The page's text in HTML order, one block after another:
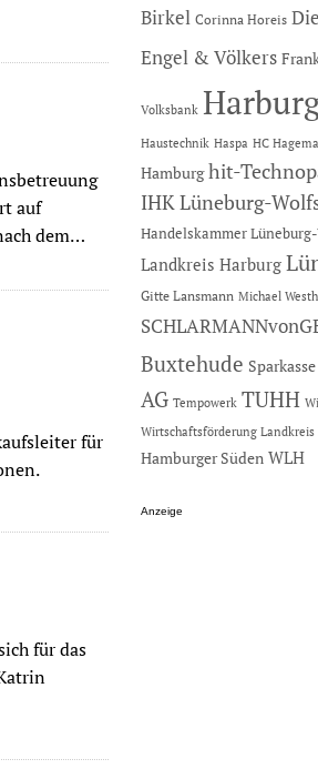
auf
dem…
für
für das
Birkel Corinna Horeis
Engel & Völkers
Volksbank
Haustechnik Haspa HC
Hamburg hit-
IHK Lüneburg-
Handelskammer
Landkreis Harburg
Gitte Lansmann Michael
Buxtehude
AG Tempowerk TUHH
Wirtschaftsförderung Landkreis
Hamburger Süden WLH
Anzeige